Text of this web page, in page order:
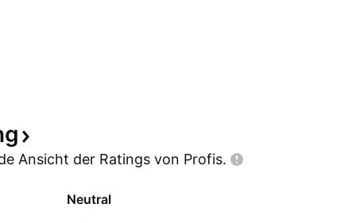
Ansicht der Ratings von Profis.
Neutral